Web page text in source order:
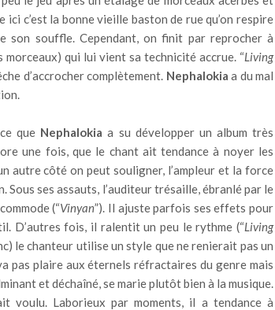
c’est la bonne vieille baston de rue qu’on respire
son souffle. Cependant, on finit par reprocher à
morceaux) qui lui vient sa technicité accrue. “Living
d’accrocher complètement. Nephalokia a du mal
que Nephalokia a su développer un album très
une fois, que le chant ait tendance à noyer les
autre côté on peut souligner, l’ampleur et la force
Sous ses assauts, l’auditeur trésaille, ébranlé par le
(“Vinyan”). Il ajuste parfois ses effets pour
D’autres fois, il ralentit un peu le rythme (“Living
le chanteur utilise un style que ne renierait pas un
pas plaire aux éternels réfractaires du genre mais
et déchaîné, se marie plutôt bien à la musique.
voulu. Laborieux par moments, il a tendance à